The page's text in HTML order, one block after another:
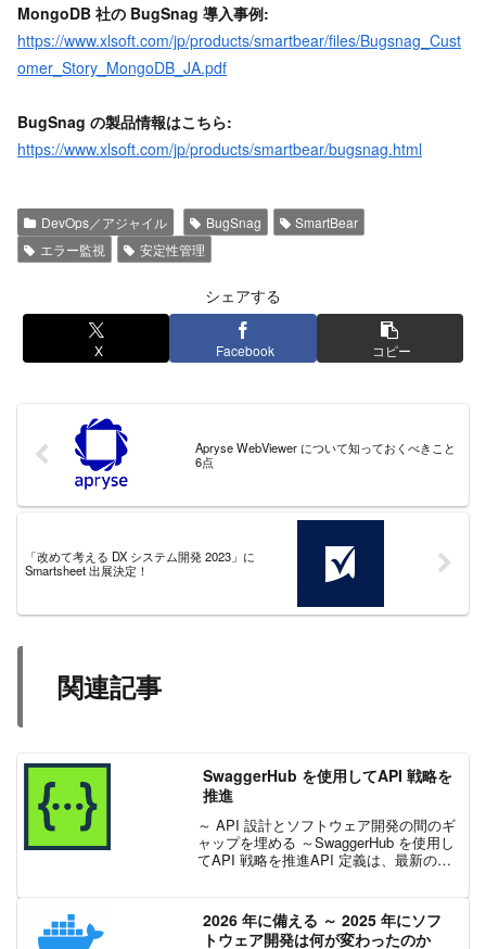
MongoDB 社の BugSnag 導入事例:
https://www.xlsoft.com/jp/products/smartbear/files/Bugsnag_Cust
omer_Story_MongoDB_JA.pdf
BugSnag の製品情報はこちら:
https://www.xlsoft.com/jp/products/smartbear/bugsnag.html
DevOps／アジャイル BugSnag
SmartBear
エラー監視
安定性管理
シェアする
X Facebook コピー
Apryse WebViewer について知っておくべきこと
6点
「改めて考える DX システム開発 2023」に
Smartsheet 出展決定！
関連記事
SwaggerHub を使用してAPI 戦略を
推進
～ API 設計とソフトウェア開発の間のギ
ャップを埋める ～SwaggerHub を使用し
てAPI 戦略を推進API 定義は、最新のソ
のような機械可読形式...
2026 年に備える ～ 2025 年にソフ
トウェア開発は何が変わったのか